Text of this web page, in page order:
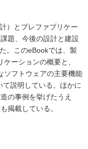
）とプレファブリケー
題、今後の設計と建設
。このeBookでは、製
ーションの概要と、
ソフトウェアの主要機能
説明している。ほかに
の事例を挙げたうえ
掲載している。